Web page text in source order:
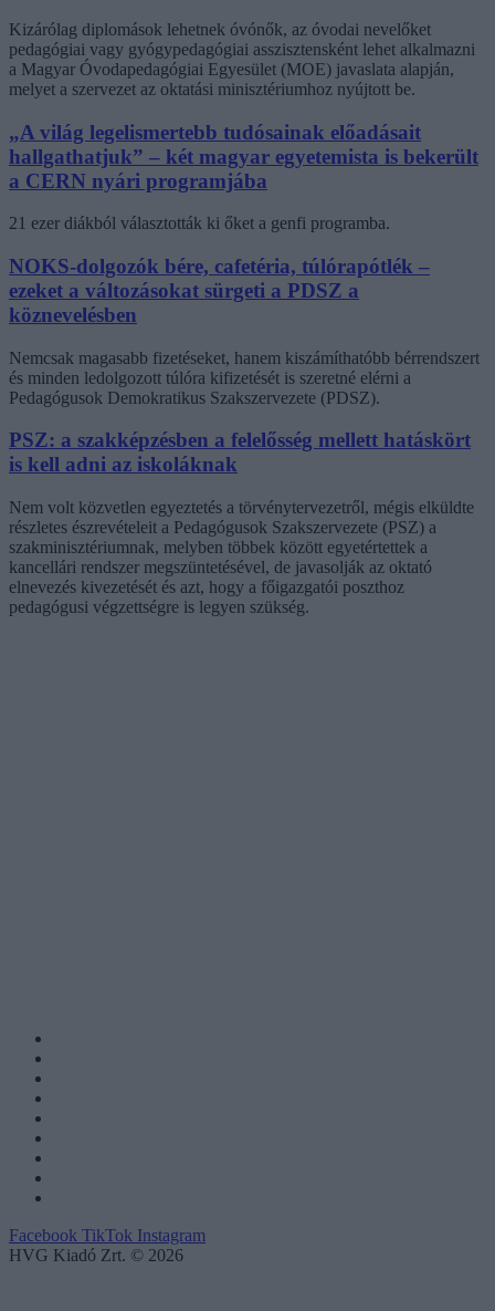
Kizárólag diplomások lehetnek óvónők, az óvodai nevelőket
pedagógiai vagy gyógypedagógiai asszisztensként lehet alkalmazni
a Magyar Óvodapedagógiai Egyesület (MOE) javaslata alapján,
melyet a szervezet az oktatási minisztériumhoz nyújtott be.
„A világ legelismertebb tudósainak előadásait
hallgathatjuk” – két magyar egyetemista is bekerült
a CERN nyári programjába
21 ezer diákból választották ki őket a genfi programba.
NOKS-dolgozók bére, cafetéria, túlórapótlék –
ezeket a változásokat sürgeti a PDSZ a
köznevelésben
Nemcsak magasabb fizetéseket, hanem kiszámíthatóbb bérrendszert
és minden ledolgozott túlóra kifizetését is szeretné elérni a
Pedagógusok Demokratikus Szakszervezete (PDSZ).
PSZ: a szakképzésben a felelősség mellett hatáskört
is kell adni az iskoláknak
Nem volt közvetlen egyeztetés a törvénytervezetről, mégis elküldte
részletes észrevételeit a Pedagógusok Szakszervezete (PSZ) a
szakminisztériumnak, melyben többek között egyetértettek a
kancellári rendszer megszüntetésével, de javasolják az oktató
elnevezés kivezetését és azt, hogy a főigazgatói poszthoz
pedagógusi végzettségre is legyen szükség.
Facebook TikTok Instagram
HVG Kiadó Zrt. © 2026